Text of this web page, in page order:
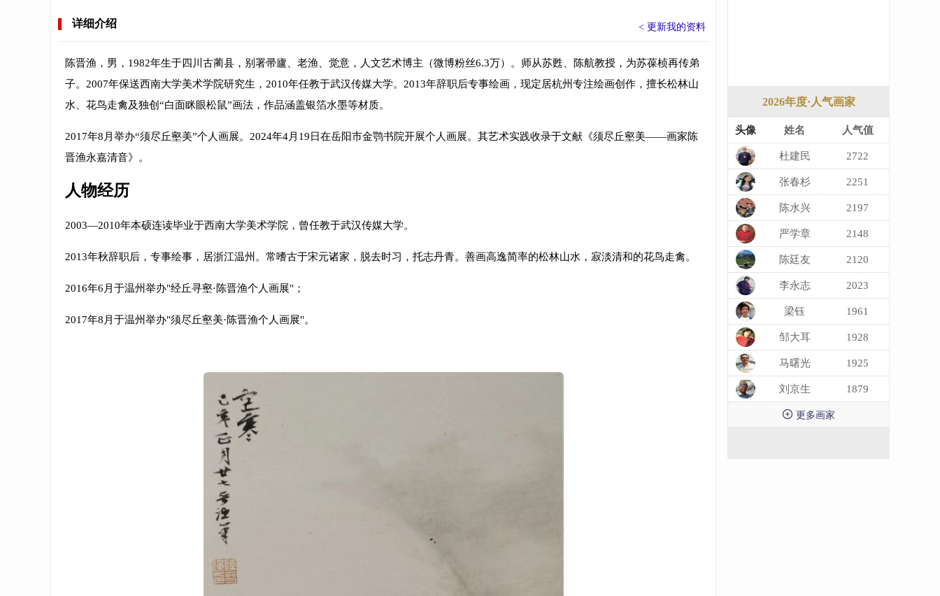
详细介绍 < 更新我的资料
陈晋渔，男，1982年生于四川古蔺县，别署帚廬、老渔、觉意，人文艺术博主（微博粉丝6.3万）。师从苏甦、陈航教授，为苏葆桢再传弟
子。2007年保送西南大学美术学院研究生，2010年任教于武汉传媒大学。2013年辞职后专事绘画，现定居杭州专注绘画创作，擅长松林山
水、花鸟走禽及独创“白面眯眼松鼠”画法，作品涵盖银箔水墨等材质。
2017年8月举办“须尽丘壑美”个人画展。2024年4月19日在岳阳市金鹗书院开展个人画展。其艺术实践收录于文献《须尽丘壑美——画家陈
晋渔永嘉清音》。
人物经历
2003—2010年本硕连读毕业于西南大学美术学院，曾任教于武汉传媒大学。
2013年秋辞职后，专事绘事，居浙江温州。常嗜古于宋元诸家，脱去时习，托志丹青。善画高逸简率的松林山水，寂淡清和的花鸟走禽。
2016年6月于温州举办"经丘寻壑·陈晋渔个人画展"；
2017年8月于温州举办"须尽丘壑美·陈晋渔个人画展"。
2026年度·人气画家
头像 姓名 人气值
杜建民 2722
张春杉 2251
陈水兴 2197
严学章 2148
陈廷友 2120
李永志 2023
梁钰 1961
邹大耳 1928
马曙光 1925
刘京生 1879
 更多画家